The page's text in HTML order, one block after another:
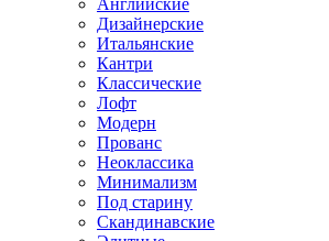
Дизайнерские
Итальянские
Кантри
Классические
Лофт
Модерн
Прованс
Неоклассика
Минимализм
Под старину
Скандинавские